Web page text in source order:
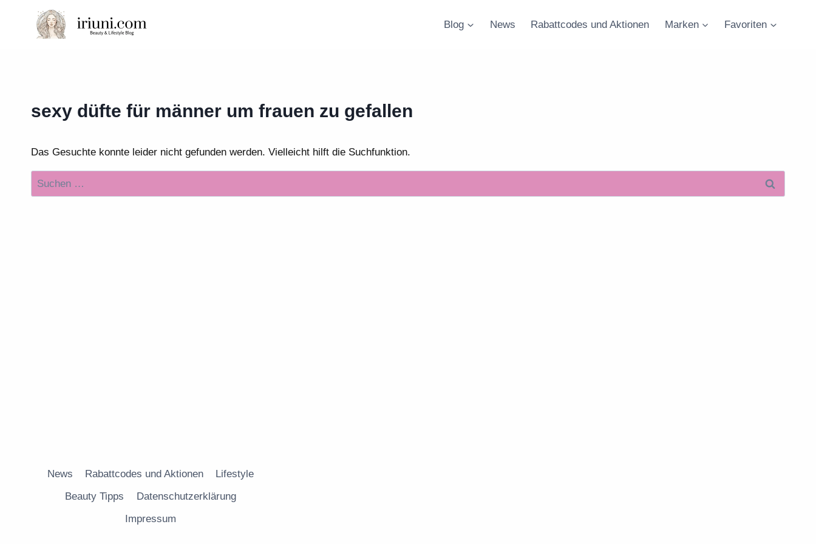
springen
Blog News Rabattcodes und Aktionen Marken Favoriten
sexy düfte für männer um frauen zu gefallen
Das Gesuchte konnte leider nicht gefunden werden. Vielleicht hilft die Suchfunktion.
Suchen
nach:
News Rabattcodes und Aktionen
Lifestyle
Beauty Tipps
Datenschutzerklärung
Impressum